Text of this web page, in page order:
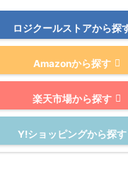
ロジクールストアから探
Amazonから探す
楽天市場から探す
Y!ショッピングから探す